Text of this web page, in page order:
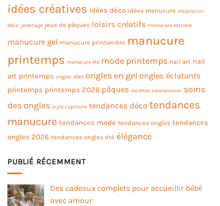
idées créatives idées déco idées manucure inspiration
déco jardinage jeux de pâques loisirs créatifs manucure estivale
manucure gel manucure printanière manucure
printemps manucure été mode printemps nail art nail
art printemps ongles d'été ongles en gel ongles éclatants
printemps printemps 2026 pâques recettes savoureuses soins
des ongles style capillaire tendances déco tendances
manucure tendances mode tendances ongles tendances
ongles 2026 tendances ongles été élégance
PUBLIÉ RÉCEMMENT
Des cadeaux complets pour accueillir bébé
avec amour